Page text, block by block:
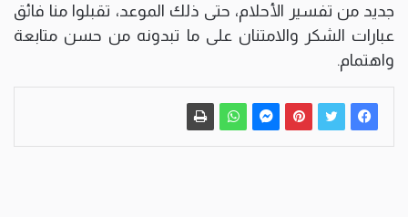
جديد من تفسير الأحلام، حتى ذلك الموعد، تقبلوا منا فائق
عبارات الشكر والامتنان على ما تبدونه من حسن متابعة
واهتمام.